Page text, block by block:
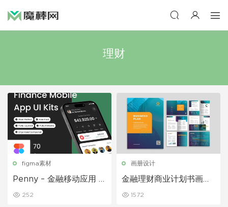
理财
figma素材
Penny – 金融移动应用 U
252
画册设计
金融理财商业计划书画册
1572